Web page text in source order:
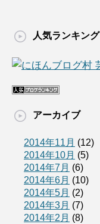
人気ランキング
アーカイブ
2014年11月 (12)
2014年10月 (5)
2014年7月 (6)
2014年6月 (10)
2014年5月 (2)
2014年3月 (7)
2014年2月 (8)